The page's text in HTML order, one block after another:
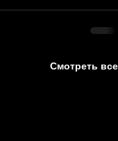
Смотреть все